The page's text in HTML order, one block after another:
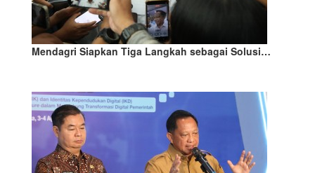
Mendagri Siapkan Tiga Langkah sebagai Solusi…